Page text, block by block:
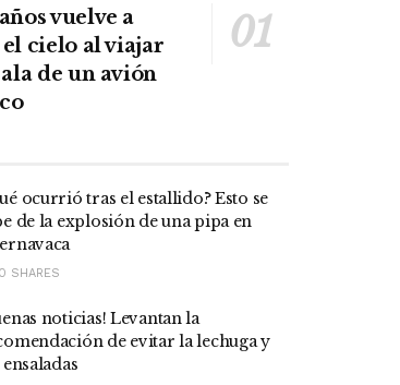
vuelve a
cielo al viajar
de un avión
ocurrió tras el estallido? Esto se
de la explosión de una pipa en
0 SHARES
noticias! Levantan la
de evitar la lechuga y